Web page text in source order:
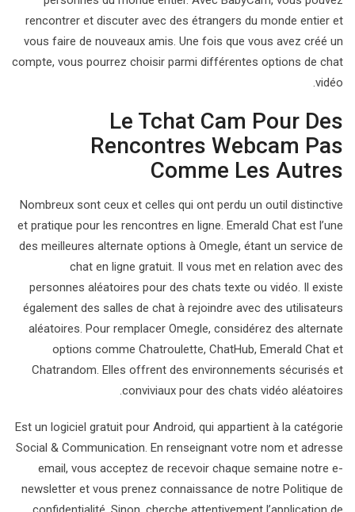
rencontrer et discuter avec des étrangers du monde entier et
vous faire de nouveaux amis. Une fois que vous avez créé un
compte, vous pourrez choisir parmi différentes options de chat
vidéo.
Le Tchat Cam Pour Des
Rencontres Webcam Pas
Comme Les Autres
Nombreux sont ceux et celles qui ont perdu un outil distinctive
et pratique pour les rencontres en ligne. Emerald Chat est l’une
des meilleures alternate options à Omegle, étant un service de
chat en ligne gratuit. Il vous met en relation avec des
personnes aléatoires pour des chats texte ou vidéo. Il existe
également des salles de chat à rejoindre avec des utilisateurs
aléatoires. Pour remplacer Omegle, considérez des alternate
options comme Chatroulette, ChatHub, Emerald Chat et
Chatrandom. Elles offrent des environnements sécurisés et
conviviaux pour des chats vidéo aléatoires.
Est un logiciel gratuit pour Android, qui appartient à la catégorie
Social & Communication. En renseignant votre nom et adresse
email, vous acceptez de recevoir chaque semaine notre e-
newsletter et vous prenez connaissance de notre Politique de